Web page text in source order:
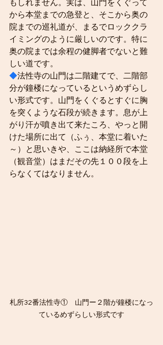
もしれません。実は、山門をくぐって
から本堂までの急登と、そこから奥の
院までの巡礼道が、まるでロッククラ
イミングのように厳しいのです。特に
奥の院までは余程の健脚者でないと難
しい道です。
◆法性寺の山門は二階建てで、二階部
分が鐘楼になっているというめずらし
い形式です。山門をくぐるとすぐに胸
を突くような石段が続きます。息が上
がり汗が噴き出て来たころ、やっと開
けた場所に出て（ふぅ、本堂に着いた
～）と思いきや、ここは納経所で本堂
（観音堂）はまだその先１００段を上
らなくてはなりません。
札所32番法性寺①　山門ー２階が鐘楼になっ
ているめずらしい形式です